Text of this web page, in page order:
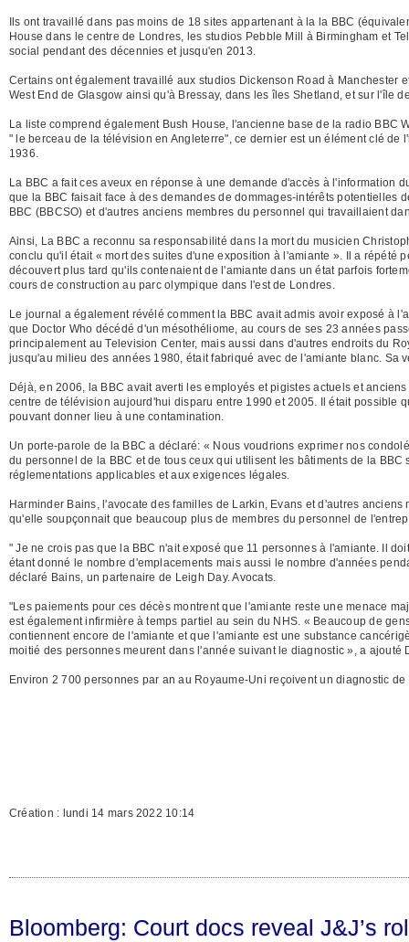
Ils ont travaillé dans pas moins de 18 sites appartenant à la la BBC
House dans le centre de Londres, les studios Pebble Mill à Birmingham et
social pendant des décennies et jusqu'en 2013.
Certains ont également travaillé aux studios Dickenson Road à
West End de Glasgow ainsi qu'à Bressay, dans les îles Shetland, et sur l'île
La liste comprend également Bush House, l'ancienne base de la radio BBC
" le berceau de la télévision en Angleterre", ce dernier est un élément clé
1936.
La BBC a fait ces aveux en réponse à une demande d'accès à
que la BBC faisait face à des demandes de dommages-intérêts potentielles
BBC (BBCSO) et d'autres anciens membres du personnel qui travaillaient
Ainsi, La BBC a reconnu sa responsabilité dans la mort du musicien
conclu qu'il était « mort des suites d'une exposition à l'amiante ». Il a répété
découvert plus tard qu'ils contenaient de l'amiante dans un état parfois
cours de construction au parc olympique dans l'est de Londres.
Le journal a également révélé comment la BBC avait admis avoir exposé à
que Doctor Who décédé d'un mésothéliome, au cours de ses 23 années
principalement au Television Center, mais aussi dans d'autres endroits du
jusqu'au milieu des années 1980, était fabriqué avec de l'amiante blanc. Sa
Déjà, en 2006, la BBC avait averti les employés et pigistes actuels et
centre de télévision aujourd'hui disparu entre 1990 et 2005. Il était possible
pouvant donner lieu à une contamination.
Un porte-parole de la BBC a déclaré: « Nous voudrions exprimer nos
du personnel de la BBC et de tous ceux qui utilisent les bâtiments de la
réglementations applicables et aux exigences légales.
Harminder Bains, l'avocate des familles de Larkin, Evans et d'autres
qu'elle soupçonnait que beaucoup plus de membres du personnel de
" Je ne crois pas que la BBC n'ait exposé que 11 personnes à l'amiante. Il
étant donné le nombre d'emplacements mais aussi le nombre d'années
déclaré Bains, un partenaire de Leigh Day. Avocats.
"Les paiements pour ces décès montrent que l'amiante reste une menace
est également infirmière à temps partiel au sein du NHS. « Beaucoup de
contiennent encore de l'amiante et que l'amiante est une substance
moitié des personnes meurent dans l'année suivant le diagnostic », a ajouté
Environ 2 700 personnes par an au Royaume-Uni reçoivent un diagnostic
Création : lundi 14 mars 2022 10:14
Bloomberg: Court docs reveal J&J’s